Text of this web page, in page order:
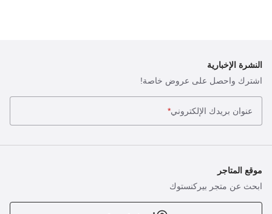
النشرة الإخبارية
اشترك واحصل على عروض خاصة!
عنوان بريدك الإلكتروني*
موقع المتاجر
ابحث عن متجر بيركنستوك